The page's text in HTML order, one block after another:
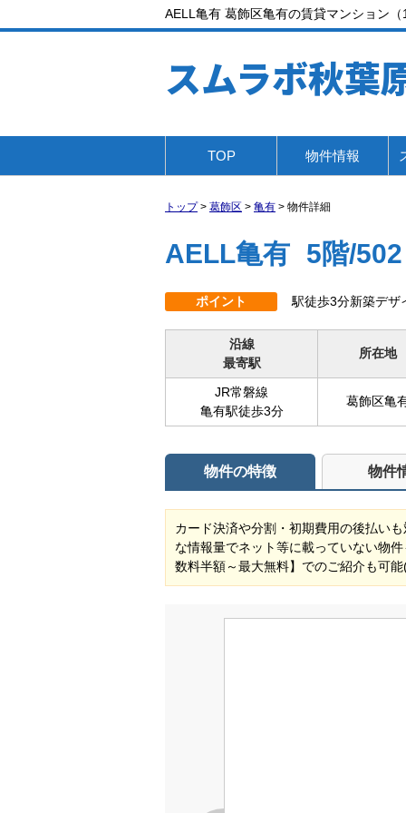
AELL亀有 葛飾区亀有の賃貸マンション
スムラボ秋葉
TOP 物件情報
トップ> 葛飾区 > 亀有 > 物件詳細
AELL亀有 5階/502
ポイント 駅徒歩3分新築デ
沿線
最寄駅
所在地
JR常磐線
亀有駅徒歩3分
葛飾区亀
物件の特徴 物件
カード決済や分割・初期費用の後払い
な情報量でネット等に載っていない物
数料半額～最大無料】でのご紹介も